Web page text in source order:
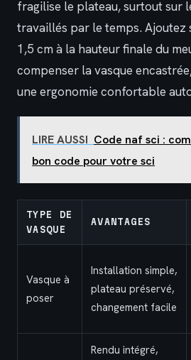
fragilise le plateau, surtout sur
travaillés par le temps. Ajoutez
1,5 cm à la hauteur finale du
compenser la vasque
une ergonomie confortable
LIRE AUSSI Code naf sci :
bon code pour votre sci
TYPE DE
VASQUE
AVANTAGES
Vasque à
poser
Installation simple,
plateau préservé,
changement facile
Rendu intégré,